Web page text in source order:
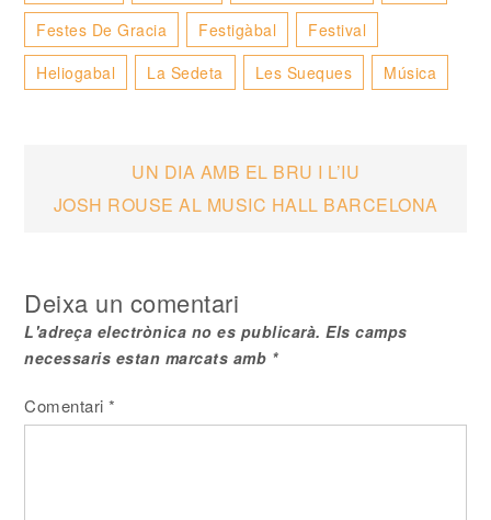
Festes De Gracia
Festigàbal
Festival
Heliogabal
La Sedeta Les Sueques Música
Navegació
UN DIA AMB EL BRU I L’IU
JOSH ROUSE AL MUSIC HALL BARCELONA
Deixa un comentari
L'adreça electrònica no es publicarà. Els camps
necessaris estan marcats amb *
Comentari*